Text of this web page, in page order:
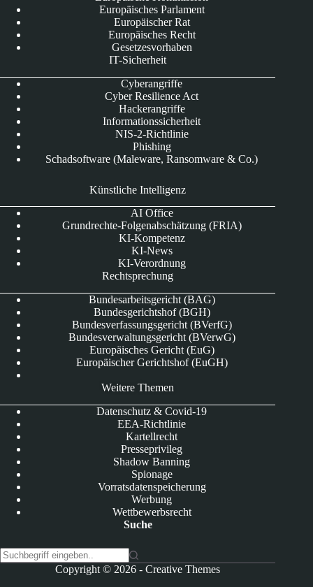
Europäisches Parlament
Europäischer Rat
Europäisches Recht
Gesetzesvorhaben
IT-Sicherheit
Cyberangriffe
Cyber Resilience Act
Hackerangriffe
Informationssicherheit
NIS-2-Richtlinie
Phishing
Schadsoftware (Maleware, Ransomware & Co.)
Künstliche Intelligenz
AI Office
Grundrechte-Folgenabschätzung (FRIA)
KI-Kompetenz
KI-News
KI-Verordnung
Rechtsprechung
Bundesarbeitsgericht (BAG)
Bundesgerichtshof (BGH)
Bundesverfassungsgericht (BVerfG)
Bundesverwaltungsgericht (BVerwG)
Europäisches Gericht (EuG)
Europäischer Gerichtshof (EuGH)
Weitere Themen
Datenschutz & Covid-19
EEA-Richtlinie
Kartellrecht
Presseprivileg
Shadow Banning
Spionage
Vorratsdatenspeicherung
Werbung
Wettbewerbsrecht
Suche
Copyright © 2026 -Creative Themes